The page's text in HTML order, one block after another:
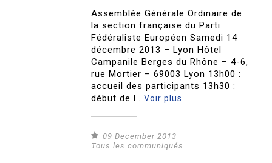
Assemblée Générale Ordinaire de
la section française du Parti
Fédéraliste Européen Samedi 14
décembre 2013 – Lyon Hôtel
Campanile Berges du Rhône – 4-6,
rue Mortier – 69003 Lyon 13h00 :
accueil des participants 13h30 :
début de l..Voir plus
09 December 2013
Tous les communiqués